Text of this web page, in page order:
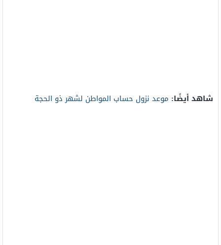
شاهد أيضًا: موعد نزول حساب المواطن لشهر ذو الحجة